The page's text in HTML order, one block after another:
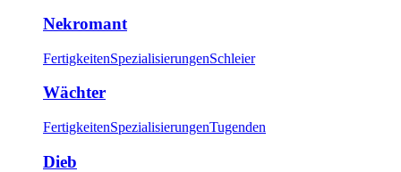
Nekromant
FertigkeitenSpezialisierungenSchleier
Wächter
FertigkeitenSpezialisierungenTugenden
Dieb